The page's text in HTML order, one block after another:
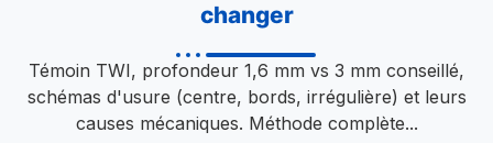
changer
Témoin TWI, profondeur 1,6 mm vs 3 mm conseillé,
schémas d'usure (centre, bords, irrégulière) et leurs
causes mécaniques. Méthode complète...